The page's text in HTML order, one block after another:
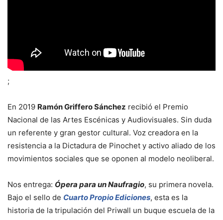
;
En 2019 Ramón Griffero Sánchez recibió el Premio
Nacional de las Artes Escénicas y Audiovisuales. Sin duda
un referente y gran gestor cultural. Voz creadora en la
resistencia a la Dictadura de Pinochet y activo aliado de los
movimientos sociales que se oponen al modelo neoliberal.
Nos entrega: Ópera para un Naufragio, su primera novela.
Bajo el sello de Cuarto Propio Ediciones, esta es la
historia de la tripulación del Priwall un buque escuela de la